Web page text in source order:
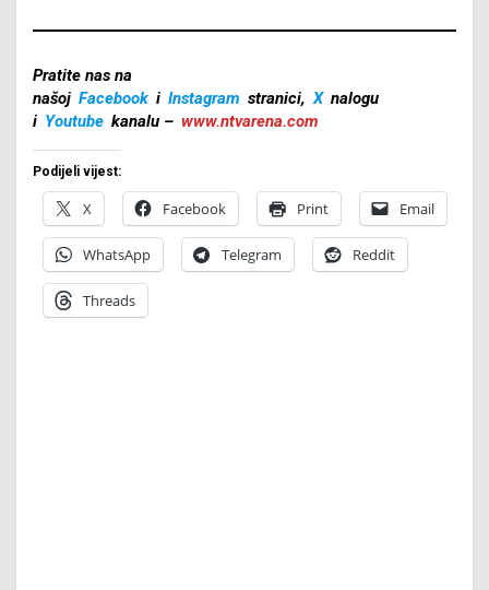
Pratite nas na
našoj Facebook i Instagram stranici, X nalogu
i Youtube kanalu – www.ntvarena.com
Podijeli vijest:
X Facebook Print Email
WhatsApp Telegram Reddit
Threads